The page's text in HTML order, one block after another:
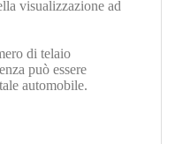
visualizzazione ad
di telaio
può essere
automobile.